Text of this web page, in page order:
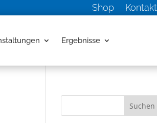
Shop Kontakt
Ergebnisse